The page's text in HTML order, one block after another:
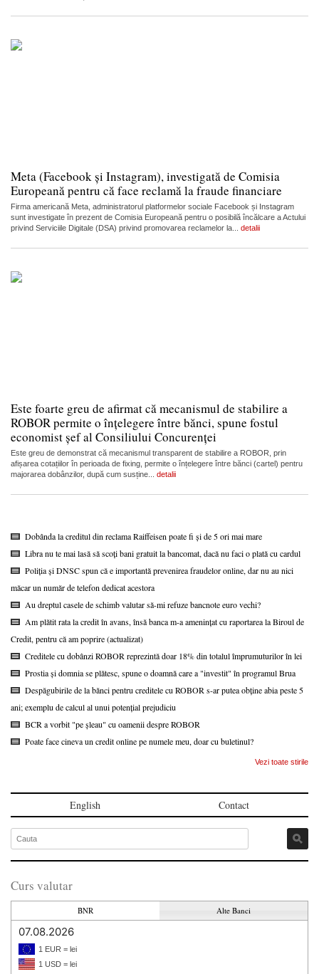
Meta (Facebook și Instagram), investigată de Comisia
Europeană pentru că face reclamă la fraude financiare
Firma americană Meta, administratorul platformelor sociale Facebook și Instagram
sunt investigate în prezent de Comisia Europeană pentru o posibilă încălcare a Actului
privind Serviciile Digitale (DSA) privind promovarea reclamelor la... detalii
Este foarte greu de afirmat că mecanismul de stabilire a
ROBOR permite o înțelegere între bănci, spune fostul
economist șef al Consiliului Concurenței
Este greu de demonstrat că mecanismul transparent de stabilire a ROBOR, prin
afișarea cotațiilor în perioada de fixing, permite o înțelegere între bănci (cartel) pentru
majorarea dobânzilor, după cum susține... detalii
Dobânda la creditul din reclama Raiffeisen poate fi și de 5 ori mai mare
Libra nu te mai lasă să scoți bani gratuit la bancomat, dacă nu faci o plată cu cardul
Poliția și DNSC spun că e importantă prevenirea fraudelor online, dar nu au nici
măcar un număr de telefon dedicat acestora
Au dreptul casele de schimb valutar să-mi refuze bancnote euro vechi?
Am plătit rata la credit în avans, însă banca m-a amenințat cu raportarea la Biroul de
Credit, pentru că am poprire (actualizat)
Creditele cu dobânzi ROBOR reprezintă doar 18% din totalul împrumuturilor în lei
Prostia și domnia se plătesc, spune o doamnă care a "investit" în programul Brua
Despăgubirile de la bănci pentru creditele cu ROBOR s-ar putea obține abia peste 5
ani; exemplu de calcul al unui potențial prejudiciu
BCR a vorbit "pe șleau" cu oamenii despre ROBOR
Poate face cineva un credit online pe numele meu, doar cu buletinul?
Vezi toate stirile
English Contact
Curs valutar
BNR Alte Banci
07.08.2026
1 EUR = lei
1 USD = lei